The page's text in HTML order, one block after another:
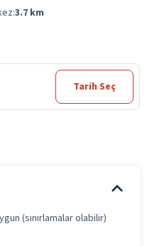
3.7 km
Tarih Seç
(sınırlamalar olabilir)